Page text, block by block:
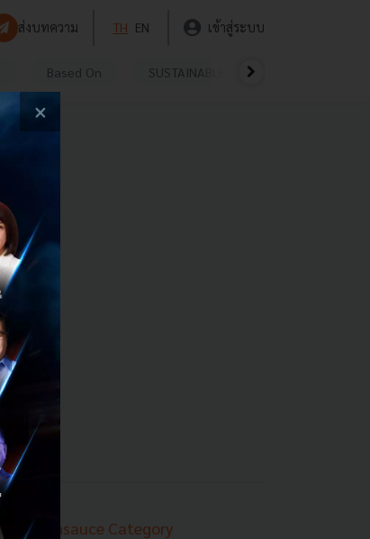
ส่งบทความ TH EN เข้าสู่ระบบ
Based On SUSTAINABLE
Techsauce Category
×